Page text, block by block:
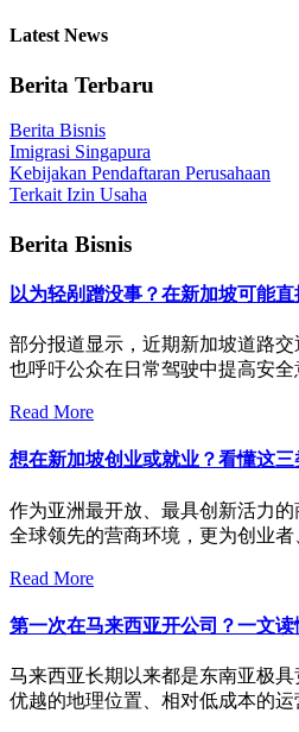
Latest News
Berita Terbaru
Berita Bisnis
Imigrasi Singapura
Kebijakan Pendaftaran Perusahaan
Terkait Izin Usaha
Berita Bisnis
以为轻剐蹭没事？在新加坡可能直
部分报道显示，近期新加坡道路
也呼吁公众在日常驾驶中提高安全
Read More
想在新加坡创业或就业？看懂这三
作为亚洲最开放、最具创新活力
全球领先的营商环境，更为创业者
Read More
第一次在马来西亚开公司？一文读
马来西亚长期以来都是东南亚极
优越的地理位置、相对低成本的运